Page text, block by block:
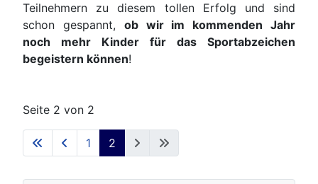
Teilnehmern zu diesem tollen Erfolg und sind
schon gespannt, ob wir im kommenden Jahr
noch mehr Kinder für das Sportabzeichen
begeistern können!
Seite 2 von 2
1 2